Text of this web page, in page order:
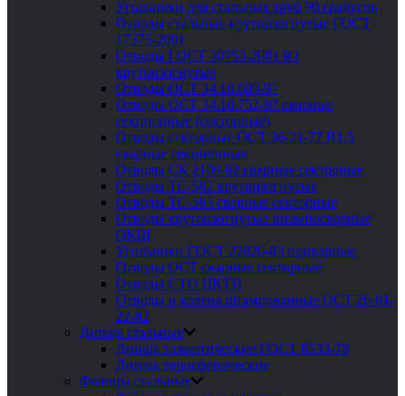
Угольники для стальных труб 90 градусов
Отводы стальные крутоизогнутые ГОСТ
17375-2001
Отводы ГОСТ 30753-2001 R1
крутоизогнутые
Отводы ОСТ 34.10.699-97
Отводы ОСТ 34.10.752-97 сварные
секционные (секторные)
Отводы секторные ОСТ 36-21-77 R1.5
сварные секционные
Отводы СК 2109-92 сварные секторные
Отводы ТС-582 крутоизогнутые
Отводы ТС-583 сварные секторные
Отводы крутоизогнутые штампосварные
ОКШ
Угольники ГОСТ 22820-83 приварные
Отводы ОСТ сварные секторные
Отводы СТО ЦКТИ
Отводы и колена штампованные ОСТ 26-01-
22-82
Днища стальные
Днища эллиптические ГОСТ 6533-78
Днища торосферические
Фланцы стальные